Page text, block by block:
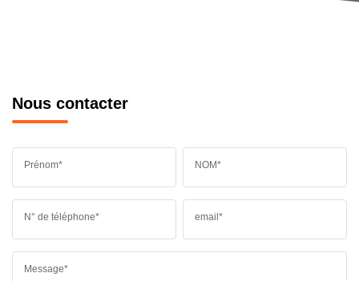
Nous contacter
Prénom* NOM*
N° de téléphone* email*
Message*